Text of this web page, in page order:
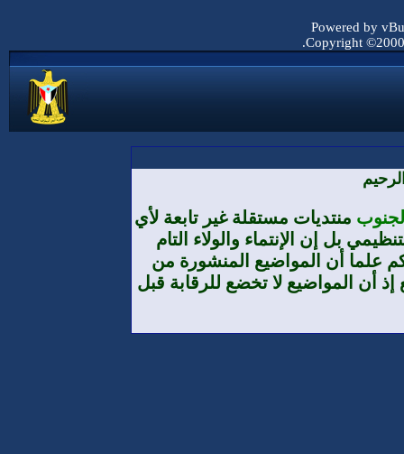
Powered by
Copyright
منتديات مستقلة غير تابعة لأي
بل إن الإنتماء والولاء التام
علما أن المواضيع المنشورة من
أن المواضيع لا تخضع للرقابة قبل